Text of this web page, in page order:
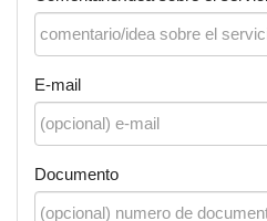
E-mail
Documento